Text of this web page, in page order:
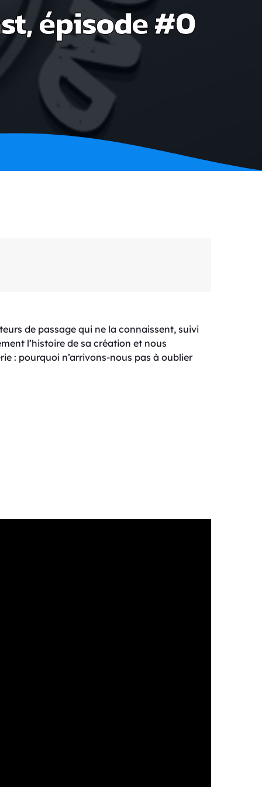
épisode #0
de passage qui ne la connaissent, suivi
l’histoire de sa création et nous
: pourquoi n’arrivons-nous pas à oublier